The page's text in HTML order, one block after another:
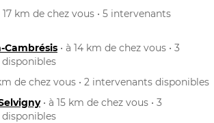
17 km de chez vous • 5 intervenants
Cambrésis • à 14 km de chez vous • 3
de chez vous • 2 intervenants disponibles
• à 15 km de chez vous • 3